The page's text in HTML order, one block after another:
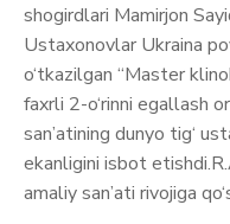
shogirdlari Mamirjon
Ustaxonovlar Ukraina
o‘tkazilgan “Master
faxrli 2-o‘rinni egallash
san’atining dunyo tig‘
ekanligini isbot
amaliy san’ati rivojiga